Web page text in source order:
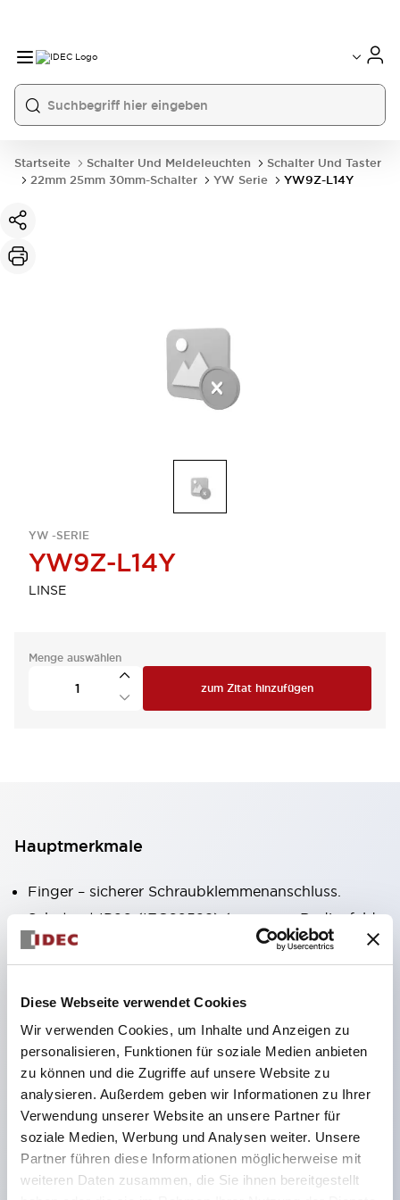
Diese Webseite verwendet Cookies
Wir verwenden Cookies, um Inhalte und Anzeigen zu
personalisieren, Funktionen für soziale Medien anbieten
zu können und die Zugriffe auf unsere Website zu
analysieren. Außerdem geben wir Informationen zu Ihrer
Verwendung unserer Website an unsere Partner für
soziale Medien, Werbung und Analysen weiter. Unsere
Partner führen diese Informationen möglicherweise mit
weiteren Daten zusammen, die Sie ihnen bereitgestellt
Startseite Schalter Und Meldeleuchten
Schalter Und Taster
22mm 25mm 30mm-Schalter
YW Serie YW9Z-L14Y
YW -SERIE
YW9Z-L14Y
LINSE
Menge auswählen
zum Zitat hinzufügen
Hauptmerkmale
Finger – sicherer Schraubklemmenanschluss.
Schutzart IP20 (IEC60529) (vorne am Bedienfeld
IP65).
und Demontage.
Schwarzer Rahmen, silberner Rahmen.
Verfügt außerdem über Schlüsselauswahlschalter,
integrierte Anzeigeleuchte, vielfältige Modelle!
Verfügt über Not-Aus-Schalter nach
internationalen Standards. Erhältlich in
beleuchteter und unbeleuchteter Ausführung.
Rückstellmechanismus als Zug- oder Drehtyp.